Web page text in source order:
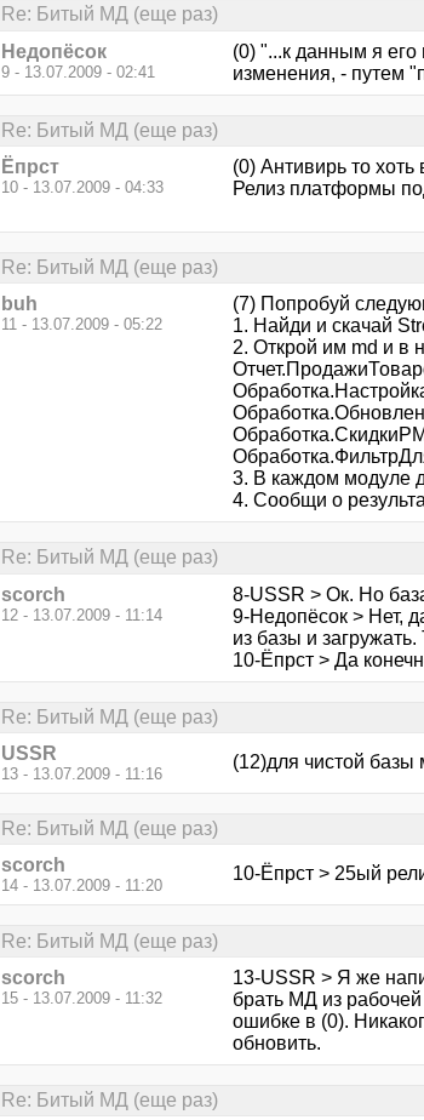
Re: Битый МД (еще раз)
Недопёсок
9 - 13.07.2009 - 02:41
(0) "...к данным я его
изменения, - путем
Re: Битый МД (еще раз)
Ёпрст
10 - 13.07.2009 - 04:33
(0) Антивирь то
Релиз платформы
Re: Битый МД (еще раз)
buh
11 - 13.07.2009 - 05:22
(7) Попробуй
1. Найди и скачай
2. Открой им md и в
3. В каждом модуле
4. Сообщи о
Re: Битый МД (еще раз)
scorch
12 - 13.07.2009 - 11:14
8-USSR > Ок. Но
9-Недопёсок > Нет,
из базы и
10-Ёпрст > Да
Re: Битый МД (еще раз)
USSR
13 - 13.07.2009 - 11:16
(12)для чистой базы
Re: Битый МД (еще раз)
scorch
14 - 13.07.2009 - 11:20
10-Ёпрст > 25ый
Re: Битый МД (еще раз)
scorch
15 - 13.07.2009 - 11:32
13-USSR > Я же
брать МД из
ошибке в (0).
обновить.
Re: Битый МД (еще раз)